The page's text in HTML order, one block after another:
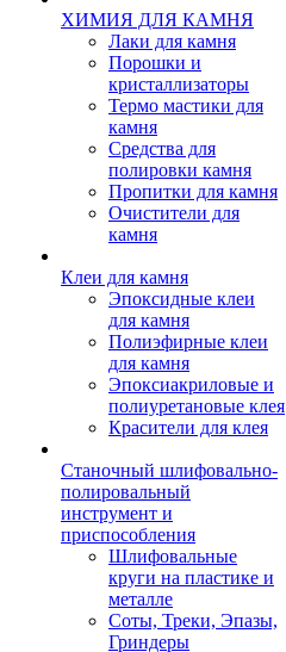
ХИМИЯ ДЛЯ КАМНЯ
Лаки для камня
Порошки и
кристаллизаторы
Термо мастики для
камня
Средства для
полировки камня
Пропитки для камня
Очистители для
камня
Клеи для камня
Эпоксидные клеи
для камня
Полиэфирные клеи
для камня
Эпоксиакриловые и
полиуретановые клея
Красители для клея
Станочный шлифовально-
полировальный
инструмент и
приспособления
Шлифовальные
круги на пластике и
металле
Соты, Треки, Эпазы,
Гриндеры